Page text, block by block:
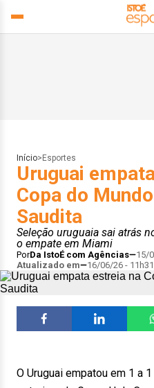
Início> Esportes
Uruguai
Copa do
Saudita
Seleção uruguaia sai atrás
o empate em Miami
PorDa IstoÉ com Agências 15/
Atualizado em
16/06/26 -
O Uruguai empatou em 1 a